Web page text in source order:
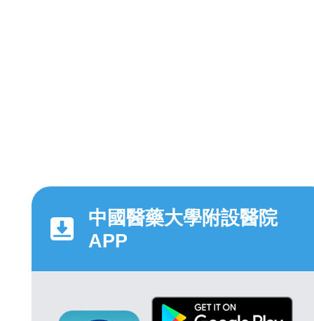
中國醫藥大學附設醫院
APP